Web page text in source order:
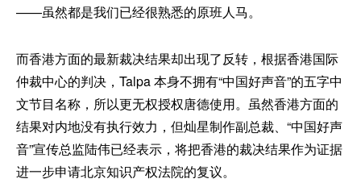
——虽然都是我们已经很熟悉的原班人马。
而香港方面的最新裁决结果却出现了反转，根据香港国际
仲裁中心的判决，Talpa 本身不拥有“中国好声音”的五字中
文节目名称，所以更无权授权唐德使用。虽然香港方面的
结果对内地没有执行效力，但灿星制作副总裁、“中国好声
音”宣传总监陆伟已经表示，将把香港的裁决结果作为证据
进一步申请北京知识产权法院的复议。